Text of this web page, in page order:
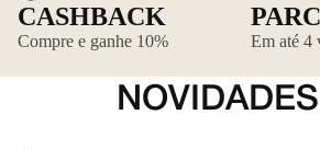
CASHBACK
Compre e ganhe 10% Em até 4
NOVIDADES